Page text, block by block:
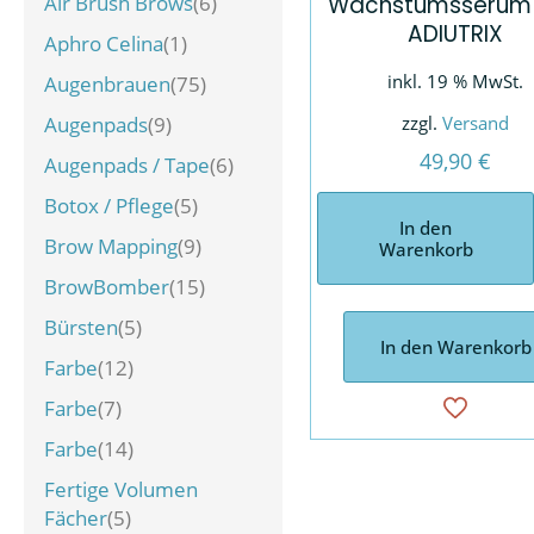
Aphro Celina(1)
Augenbrauen(75)
Augenpads(9)
Augenpads / Tape(6)
Botox / Pflege(5)
Brow Mapping(9)
BrowBomber(15)
Bürsten(5)
Farbe(12)
Farbe(7)
Farbe(14)
Fertige Volumen
Fächer(5)
ADIUTRIX
inkl. 19 % MwSt.
zzgl.Versand
49,90€
In den
Warenkorb
In den Warenkorb